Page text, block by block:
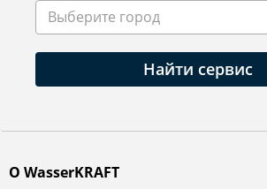
Выберите город
Найти сервис
О WasserKRAFT